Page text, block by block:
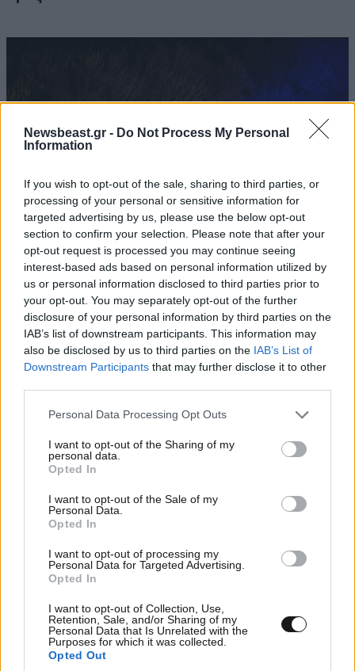
Newsbeast.gr - Do Not Process My Personal
Information
If you wish to opt-out of the sale, sharing to third parties, or
processing of your personal or sensitive information for
targeted advertising by us, please use the below opt-out
section to confirm your selection. Please note that after your
opt-out request is processed you may continue seeing
interest-based ads based on personal information utilized by
us or personal information disclosed to third parties prior to
your opt-out. You may separately opt-out of the further
disclosure of your personal information by third parties on the
IAB’s list of downstream participants. This information may
also be disclosed by us to third parties on the IAB’s List of
Downstream Participants that may further disclose it to other
Please note that this website/app uses one or more Google
not limited to your visit or usage behaviour. You may click to
grant or deny consent to Google and its third-party tags to
use your data for below specified purposes in below Google
consent section.
Personal Data Processing Opt Outs
I want to opt-out of the Sharing of my
personal data.
Opted In
I want to opt-out of the Sale of my
Personal Data.
Opted In
I want to opt-out of processing my
Personal Data for Targeted Advertising.
Opted In
I want to opt-out of Collection, Use,
Retention, Sale, and/or Sharing of my
Personal Data that Is Unrelated with the
Purposes for which it was collected.
Opted Out
ΕΛΛΑΔΑ1 ω. πριν
Πώς έγινε το τροχαίο στη Λεωφόρο Σουνίου –
Ο κρίσιμος ελιγμός του οδηγού – Παρεμένουν
στο 401 ΣΝ οι δύο αστυνομικοί της ομάδας
ΔΙΑΣ
09·08·2026 00:09
Η δολοφονία της εγκύου Σάρον Τέιτ – Τι
απέγιναν τα μέλη της «Οικογένειας Μάνσον»;